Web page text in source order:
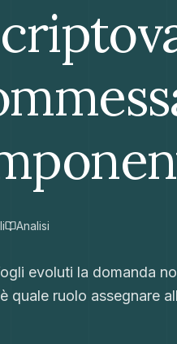
Analisi
evoluti la domanda
quale ruolo assegnare